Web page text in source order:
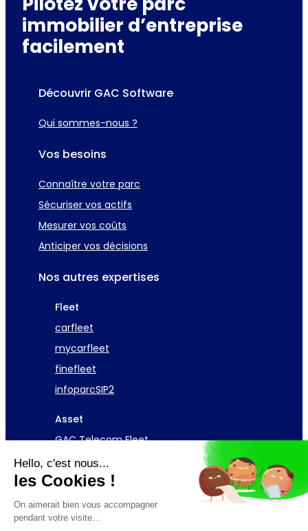
Hello, c'est nous...
les Cookies !
On aimerait bien vous accompagner
pendant votre visite...
immobilier d’entreprise
facilement
Découvrir GAC Software
Qui sommes-nous ?
Vos besoins
Connaître votre parc
Sécuriser vos actifs
Mesurer vos coûts
Anticiper vos décisions
Nos autres expertises
Fleet
carfleet
mycarfleet
finefleet
infoparcSIP2
Asset
GAC Telecom Fleet
Demander une démo